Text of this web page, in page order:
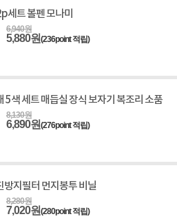
세트 볼펜 모나미
6,940원
5,880원(236point 적립)
5색 세트 매듭실 장식 보자기 복조리 소품
8,130원
6,890원(276point 적립)
방지필터 먼지봉투 비닐
8,280원
7,020원(280point 적립)